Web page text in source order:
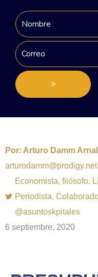
>
Por: Arturo Damm Arnal
Economista, filósofo.
Periodista.
@asuntoskpitales
6 septiembre, 2020